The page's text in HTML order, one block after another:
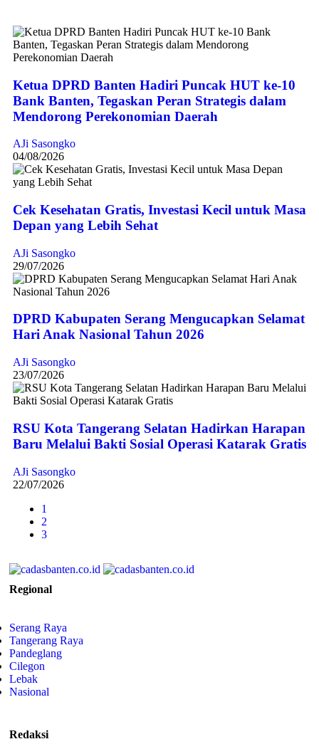
Ketua DPRD Banten Hadiri Puncak HUT ke-10
Bank Banten, Tegaskan Peran Strategis dalam
Mendorong Perekonomian Daerah
AJi Sasongko
04/08/2026
Cek Kesehatan Gratis, Investasi Kecil untuk Masa
Depan yang Lebih Sehat
AJi Sasongko
29/07/2026
DPRD Kabupaten Serang Mengucapkan Selamat
Hari Anak Nasional Tahun 2026
AJi Sasongko
23/07/2026
RSU Kota Tangerang Selatan Hadirkan Harapan
Baru Melalui Bakti Sosial Operasi Katarak Gratis
AJi Sasongko
22/07/2026
1
2
3
Regional
Serang Raya
Tangerang Raya
Pandeglang
Cilegon
Lebak
Nasional
Redaksi